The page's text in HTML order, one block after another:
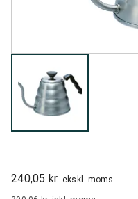
240,05 kr. ekskl. moms